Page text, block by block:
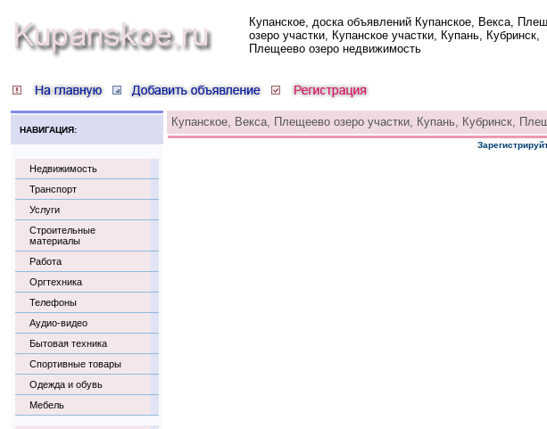
Купанское, доска объявлений Купанское, Векса,
озеро участки, Купанское участки, Купань, Кубринск,
Плещеево озеро недвижимость
НАВИГАЦИЯ:
Недвижимость
Транспорт
Услуги
Строительные
материалы
Работа
Оргтехника
Телефоны
Аудио-видео
Бытовая техника
Спортивные товары
Одежда и обувь
Мебель
Купанское, Векса, Плещеево озеро участки, Купань, Кубринск,